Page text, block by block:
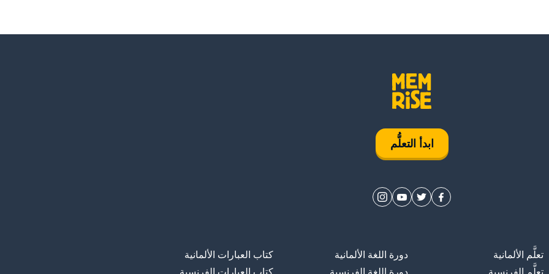
ابدأ التعلُّم
تعلَّم الألمانية
دورة اللغة الألمانية
كتاب العبارات الألمانية